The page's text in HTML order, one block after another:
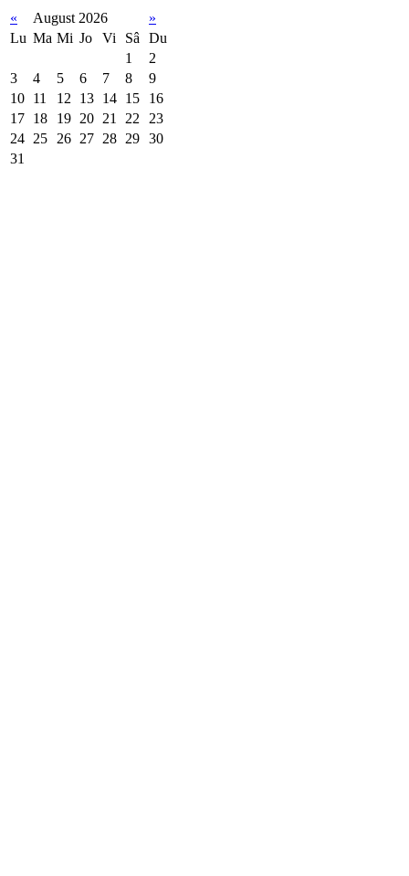
« August 2026
»
Lu Ma Mi Jo Vi Sâ
Du
1
2
3
4 5 6 7 8
9
10 11 12 13 14 15
16
17 18 19 20 21 22
23
24 25 26 27 28 29 30
31